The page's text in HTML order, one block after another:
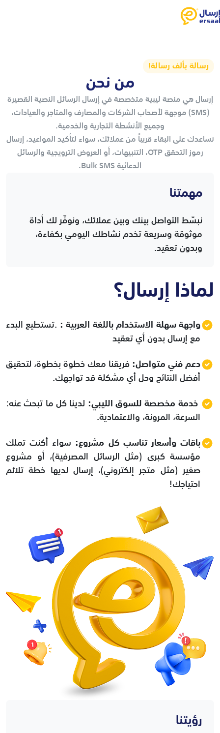
رسالة بألف رسالة!
من نحن
إرسال هي منصة ليبية متخصصة في إرسال الرسائل النصية القصيرة
(SMS) موجهة لأصحاب الشركات والمصارف والمتاجر والعيادات،
وجميع الأنشطة التجارية والخدمية.
نساعدك على البقاء قريباً من عملائك، سواء لتأكيد المواعيد، إرسال
رموز التحقق OTP، التنبيهات، أو العروض الترويجية والرسائل
الدعائية Bulk SMS.
مهمتنا
نبسّط التواصل بينك وبين عملائك، ونوفّر لك أداة
موثوقة وسريعة تخدم نشاطك اليومي بكفاءة،
وبدون تعقيد.
لماذا إرسال؟
واجهة سهلة الاستخدام باللغة العربية : .تستطيع البدء
مع إرسال بدون أي تعقيد
دعم فني متواصل: فريقنا معك خطوة بخطوة، لتحقيق
أفضل النتائج وحل أي مشكلة قد تواجهك.
خدمة مخصصة للسوق الليبي: لدينا كل ما تبحث عنه:
السرعة، المرونة، والاعتمادية.
باقات وأسعار تناسب كل مشروع: سواء أكنت تملك
مؤسسة كبرى (مثل الرسائل المصرفية)، أو مشروع
صغير (مثل متجر إلكتروني)، إرسال لديها خطة تلائم
احتياجك!
رؤيتنا